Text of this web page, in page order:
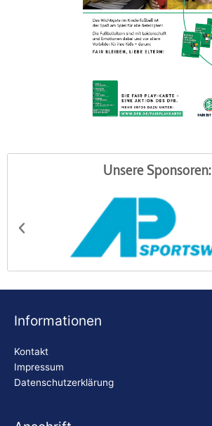
Unsere Sponsoren:
AP Sportswear
Informationen
Kontakt
Impressum
Datenschutzerklärung